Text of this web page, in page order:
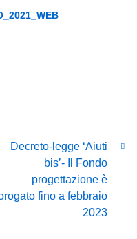
Decreto-legge ‘Aiuti
bis’- Il Fondo
progettazione è
fino a febbraio
2023